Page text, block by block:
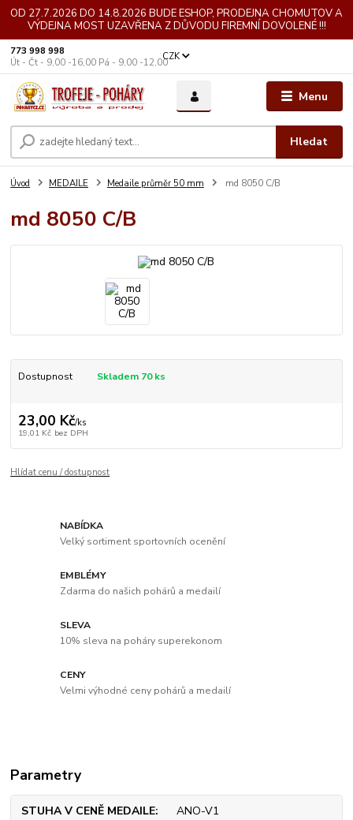
OD 27.7.2026 DO 14.8.2026 BUDE ESHOP, PRODEJNA CHOMUTOV A
VÝDEJNA MOST UZAVŘENA Z DŮVODU FIREMNÍ DOVOLENÉ !!!
Menu
CZK
Hledat
773 998 998
Út - Čt - 9,00 -16,00 Pá - 9,00 -12,00
Úvod MEDAILE Medaile průměr 50 mm md 8050 C/B
md 8050 C/B
Dostupnost Skladem 70 ks
23,00 Kč/ks
19,01 Kč bez DPH
Hlídat cenu / dostupnost
NABÍDKA
Velký sortiment sportovních ocenění
EMBLÉMY
Zdarma do našich pohárů a medailí
SLEVA
10% sleva na poháry superekonom
CENY
Velmi výhodné ceny pohárů a medailí
Parametry
STUHA V CENĚ MEDAILE ANO-V1